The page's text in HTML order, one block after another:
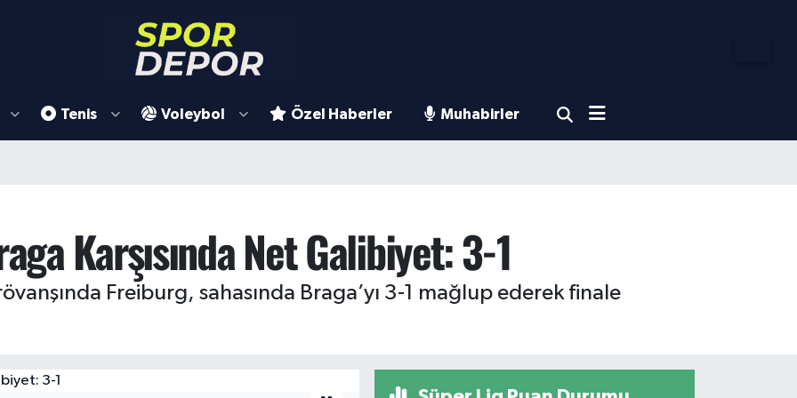
Tenis Voleybol Özel Haberler Muhabirler
Karşısında Net Galibiyet: 3-1
Freiburg, sahasında Braga’yı 3-1 mağlup ederek finale